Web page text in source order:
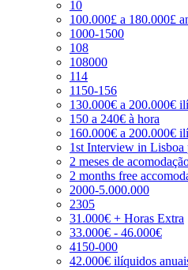
10
100.000£ a 180.000£
1000-1500
108
108000
114
1150-156
130.000€ a 200.000€
150 a 240€ à hora
160.000€ a 200.000€
1st Interview in Lisboa
2 meses de
2 months free
2000-5.000.000
2305
31.000€ + Horas Extra
33.000€ - 46.000€
4150-000
42.000€ ilíquidos